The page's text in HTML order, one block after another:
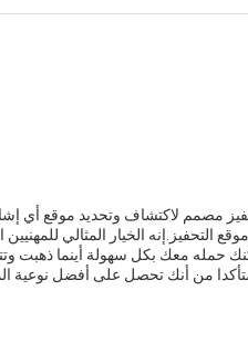
مصمم لاكتشاف وتحديد موقع أي
التحفيز.إنه الخيار المثالي
حمله معك بكل سهولة أينما ذهبت
من أنك تحصل على أفضل نوعية